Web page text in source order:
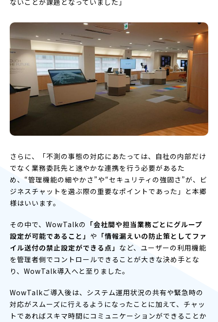
ないことが課題となっていました」
さらに、「不測の事態の対応にあたっては、自社の内部だけ
でなく業務委託先と速やかな連携を行う必要があるた
め、“管理機能の細やかさ”や“セキュリティの強固さ”が、ビ
ジネスチャットを選ぶ際の重要なポイントであった」と本郷
様はいいます。
その中で、WowTalkの 「会社間や担当業務ごとにグループ
設定が可能であること」 や 「情報漏えいの防止策としてファ
イル送付の禁止設定ができる点」 など、ユーザーの利用機能
を管理者側でコントロールできることが大きな決め手とな
り、WowTalk導入へと至りました。
WowTalkご導入後は、システム運用状況の共有や緊急時の
対応がスムーズに行えるようになったことに加えて、チャッ
トであればスキマ時間にコミュニケーションができることか